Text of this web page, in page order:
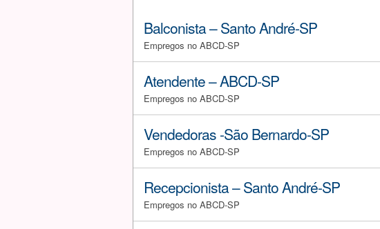
Balconista – Santo André-SP
Empregos no ABCD-SP
Atendente – ABCD-SP
Empregos no ABCD-SP
Vendedoras -São Bernardo-SP
Empregos no ABCD-SP
Recepcionista – Santo André-SP
Empregos no ABCD-SP